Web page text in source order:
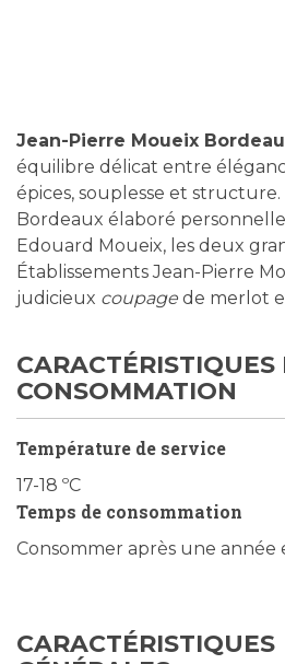
Jean-Pierre Moueix
équilibre délicat entre
épices, souplesse et
Bordeaux élaboré
Edouard Moueix, les deux
Établissements Jean-Pierre
judicieux coupage de merlot
CARACTÉRISTIQUES
CONSOMMATION
Température de service
17-18 ºC
Temps de consommation
Consommer après une
CARACTÉRISTIQUES